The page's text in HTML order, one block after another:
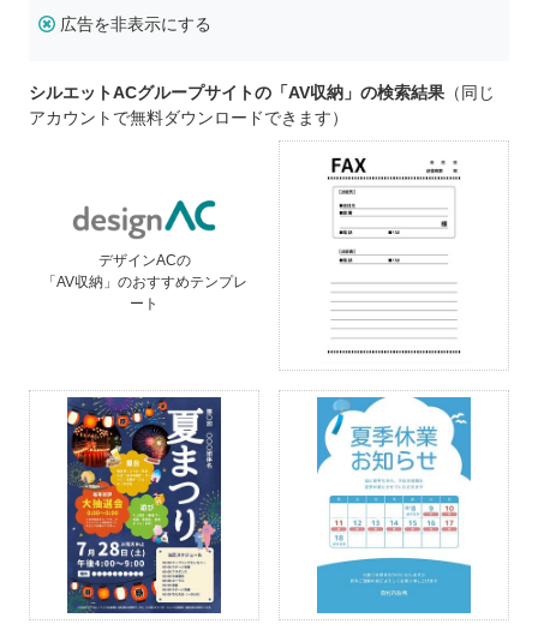
広告を非表示にする
シルエットACグループサイトの「AV収納」の検索結果 （同じ
アカウントで無料ダウンロードできます）
デザインACの
「AV収納」のおすすめテンプレ
ート